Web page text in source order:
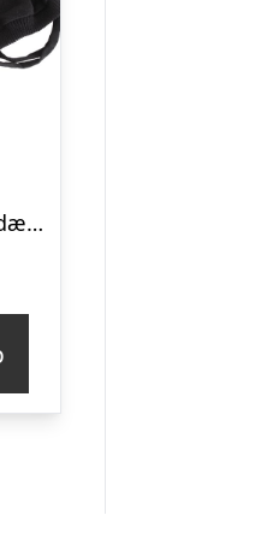
Dogman Hundedækken Gina sort 30cm